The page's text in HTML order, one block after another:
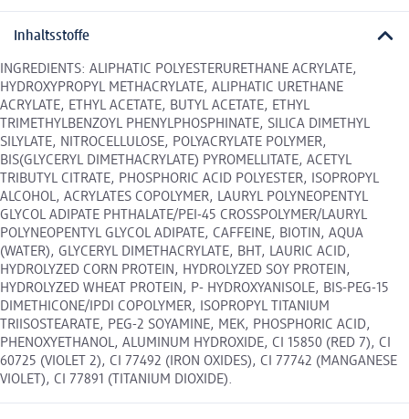
Inhaltsstoffe
INGREDIENTS: ALIPHATIC POLYESTERURETHANE ACRYLATE,
HYDROXYPROPYL METHACRYLATE, ALIPHATIC URETHANE
ACRYLATE, ETHYL ACETATE, BUTYL ACETATE, ETHYL
TRIMETHYLBENZOYL PHENYLPHOSPHINATE, SILICA DIMETHYL
SILYLATE, NITROCELLULOSE, POLYACRYLATE POLYMER,
BIS(GLYCERYL DIMETHACRYLATE) PYROMELLITATE, ACETYL
TRIBUTYL CITRATE, PHOSPHORIC ACID POLYESTER, ISOPROPYL
ALCOHOL, ACRYLATES COPOLYMER, LAURYL POLYNEOPENTYL
GLYCOL ADIPATE PHTHALATE/PEI-45 CROSSPOLYMER/LAURYL
POLYNEOPENTYL GLYCOL ADIPATE, CAFFEINE, BIOTIN, AQUA
(WATER), GLYCERYL DIMETHACRYLATE, BHT, LAURIC ACID,
HYDROLYZED CORN PROTEIN, HYDROLYZED SOY PROTEIN,
HYDROLYZED WHEAT PROTEIN, P- HYDROXYANISOLE, BIS-PEG-15
DIMETHICONE/IPDI COPOLYMER, ISOPROPYL TITANIUM
TRIISOSTEARATE, PEG-2 SOYAMINE, MEK, PHOSPHORIC ACID,
PHENOXYETHANOL, ALUMINUM HYDROXIDE, CI 15850 (RED 7), CI
60725 (VIOLET 2), CI 77492 (IRON OXIDES), CI 77742 (MANGANESE
VIOLET), CI 77891 (TITANIUM DIOXIDE).